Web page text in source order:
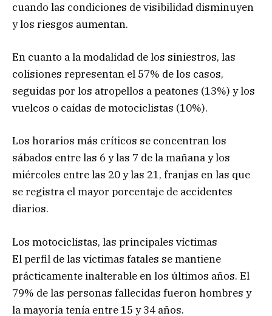
cuando las condiciones de visibilidad disminuyen
y los riesgos aumentan.
En cuanto a la modalidad de los siniestros, las
colisiones representan el 57% de los casos,
seguidas por los atropellos a peatones (13%) y los
vuelcos o caídas de motociclistas (10%).
Los horarios más críticos se concentran los
sábados entre las 6 y las 7 de la mañana y los
miércoles entre las 20 y las 21, franjas en las que
se registra el mayor porcentaje de accidentes
diarios.
Los motociclistas, las principales víctimas
El perfil de las víctimas fatales se mantiene
prácticamente inalterable en los últimos años. El
79% de las personas fallecidas fueron hombres y
la mayoría tenía entre 15 y 34 años.